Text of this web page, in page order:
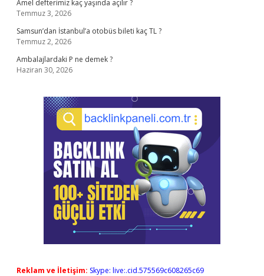
Amel defterimiz kaç yaşında açılır ?
Temmuz 3, 2026
Samsun’dan İstanbul’a otobüs bileti kaç TL ?
Temmuz 2, 2026
Ambalajlardaki P ne demek ?
Haziran 30, 2026
Reklam ve İletişim: Skype: live:.cid.575569c608265c69